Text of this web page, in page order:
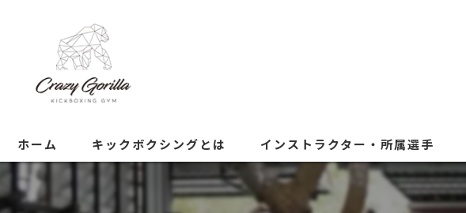
ホーム キックボクシングとは インストラクター・所属選手